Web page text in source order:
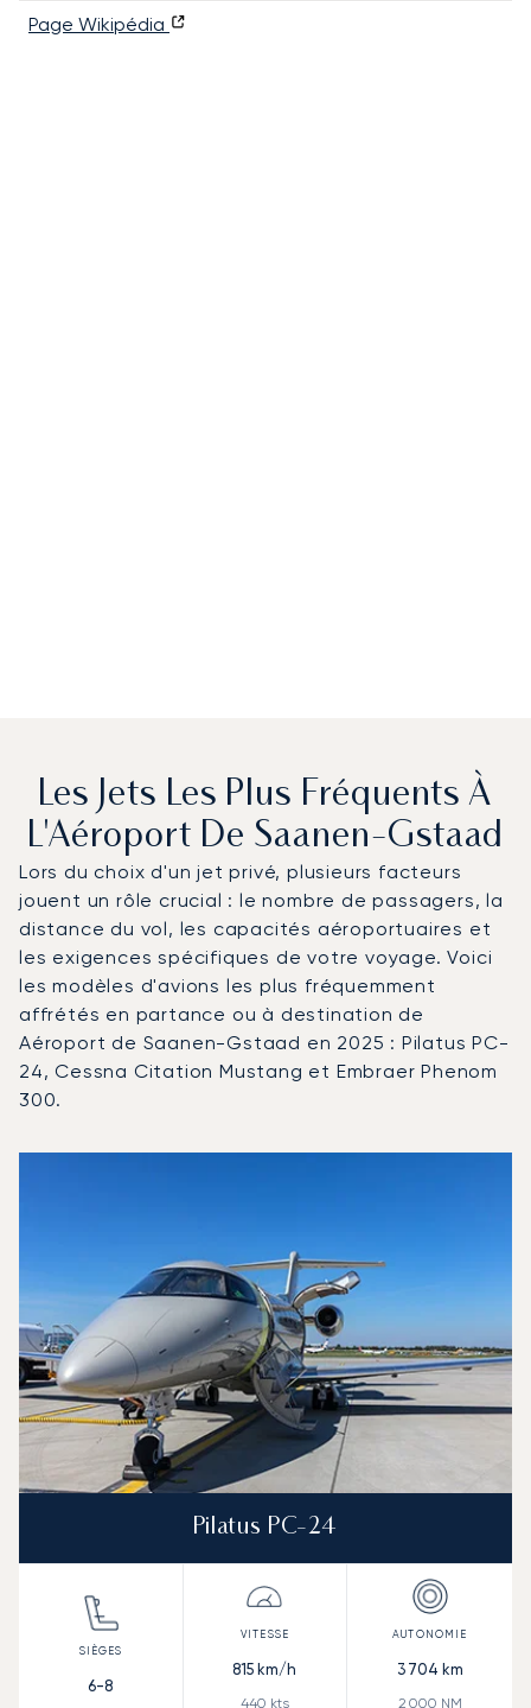
Page Wikipédia
Les Jets Les Plus Fréquents À
L'Aéroport De Saanen-Gstaad
Lors du choix d'un jet privé, plusieurs facteurs
jouent un rôle crucial : le nombre de passagers, la
distance du vol, les capacités aéroportuaires et
les exigences spécifiques de votre voyage. Voici
les modèles d'avions les plus fréquemment
affrétés en partance ou à destination de
Aéroport de Saanen-Gstaad en 2025 : Pilatus PC-
24, Cessna Citation Mustang et Embraer Phenom
300.
Pilatus PC-24
6-8
815 km/h
440 kts
3 704 km
2 000 NM